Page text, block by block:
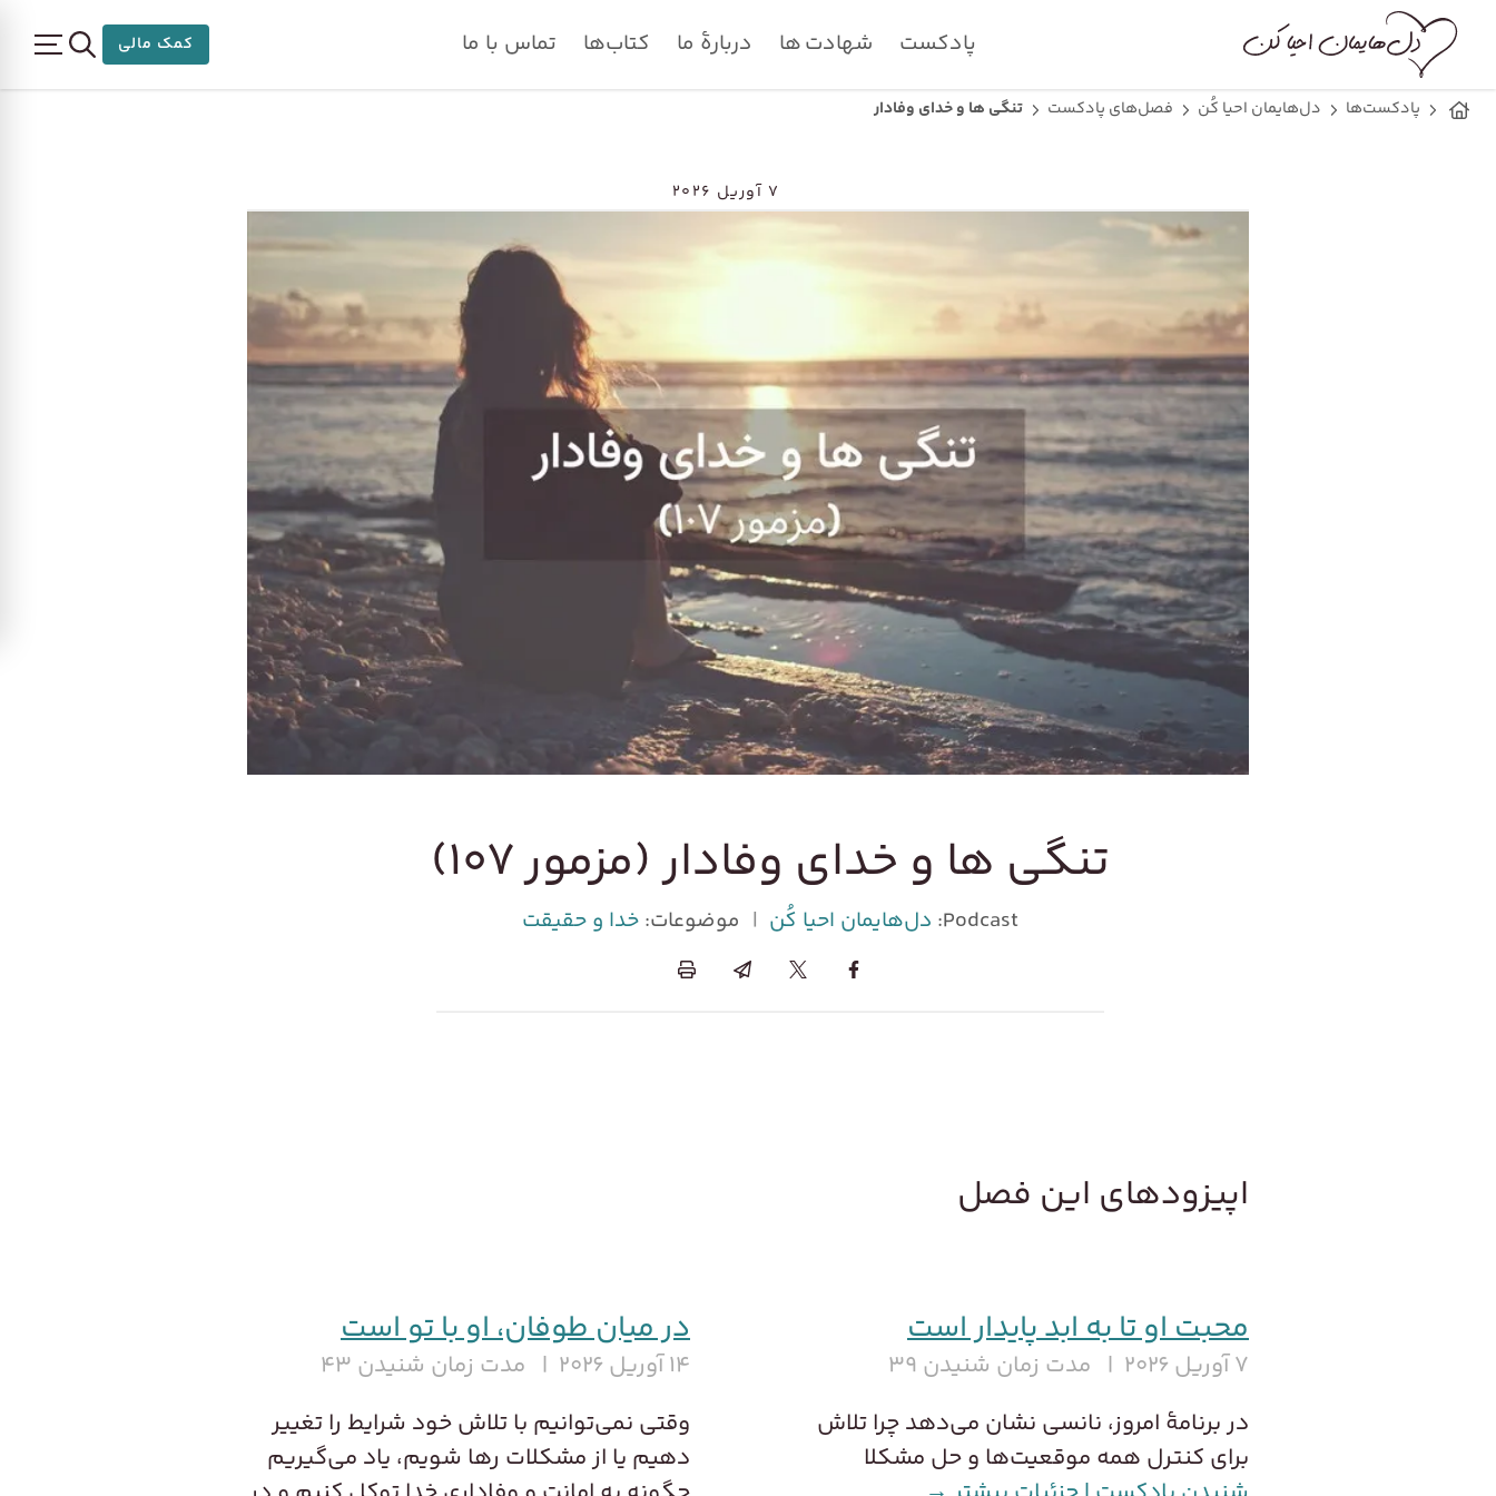
پادکست شهادت ها دربارۀ ما کتاب‌ها تماس با ما کمک مالی
پادکست‌ها دل‌هایمان احیا کُن فصل‌های پادکست تنگی ها و خدای وفادار
۷ آوریل ۲۰۲۶
تنگی ها و خدای وفادار (مزمور ۱۰۷)
Podcast: دل‌هایمان احیا کُن | موضوعات:خدا و حقیقت
اپیزودهای این فصل
محبت او تا به ابد پایدار است
۷ آوریل ۲۰۲۶
مدت زمان شنیدن ۳۹
در برنامهٔ امروز، نانسی نشان می‌دهد چرا تلاش
برای کنترل همه موقعیت‌ها و حل مشکلا
در میان طوفان، او با تو است
۱۴ آوریل ۲۰۲۶
مدت زمان شنیدن ۴۳
وقتی نمی‌توانیم با تلاش خود شرایط را تغییر
دهیم یا از مشکلات رها شویم، یاد می‌گیریم